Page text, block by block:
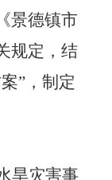
《景德镇市
规定，结
”，制定
旱灾害事